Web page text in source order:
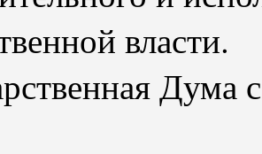
власти.
Дума